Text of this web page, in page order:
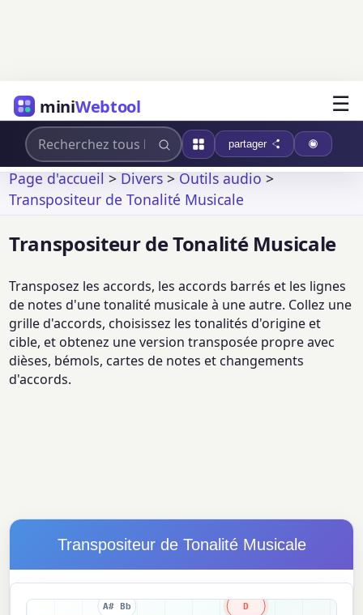
miniWebtool ☰
partager
Page d'accueil>Divers>Outils audio>
Transpositeur de Tonalité Musicale
Transpositeur de Tonalité Musicale
Transposez les accords, les accords barrés et les lignes
de notes d'une tonalité musicale à une autre. Collez une
grille d'accords, choisissez les tonalités d'origine et
cible, et obtenez une version transposée propre avec
dièses, bémols, cartes de notes et changements
d'accords.
Transpositeur de Tonalité Musicale
C
D
A# Bb